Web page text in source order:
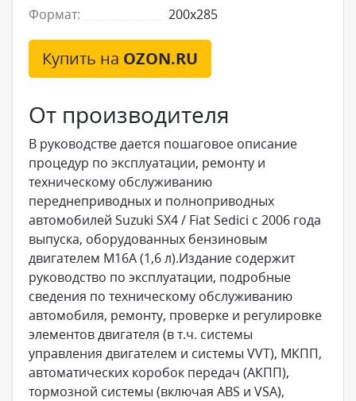
Формат:
200x285
Купить на OZON.RU
От производителя
В руководстве дается пошаговое описание
процедур по эксплуатации, ремонту и
техническому обслуживанию
переднеприводных и полноприводных
автомобилей Suzuki SX4 / Fiat Sedici c 2006 года
выпуска, оборудованных бензиновым
двигателем M16A (1,6 л).Издание содержит
руководство по эксплуатации, подробные
сведения по техническому обслуживанию
автомобиля, ремонту, проверке и регулировке
элементов двигателя (в т.ч. системы
управления двигателем и системы VVT), МКПП,
автоматических коробок передач (АКПП),
тормозной системы (включая ABS и VSA),